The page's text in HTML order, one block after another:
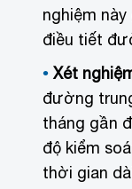
nghiệm
điều tiết
Xét
đường
tháng gần
độ kiểm
thời gian